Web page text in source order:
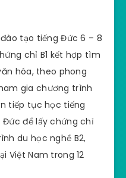
tạo tiếng Đức 6 – 8
chỉ B1 kết hợp tìm
hóa, theo phong
gia chương trình
tiếp tục học tiếng
để lấy chứng chỉ
du học nghề B2,
Việt Nam trong 12